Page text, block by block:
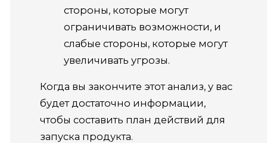
стороны, которые могут
ограничивать возможности, и
слабые стороны, которые могут
увеличивать угрозы.
Когда вы закончите этот анализ, у вас
будет достаточно информации,
чтобы составить план действий для
запуска продукта.